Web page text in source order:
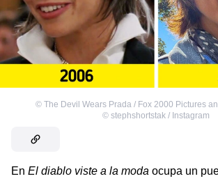
© The Devil Wears Prada / Fox 2000 Pictures
© stephshortstak / Instagram
En El diablo viste a la moda ocupa un